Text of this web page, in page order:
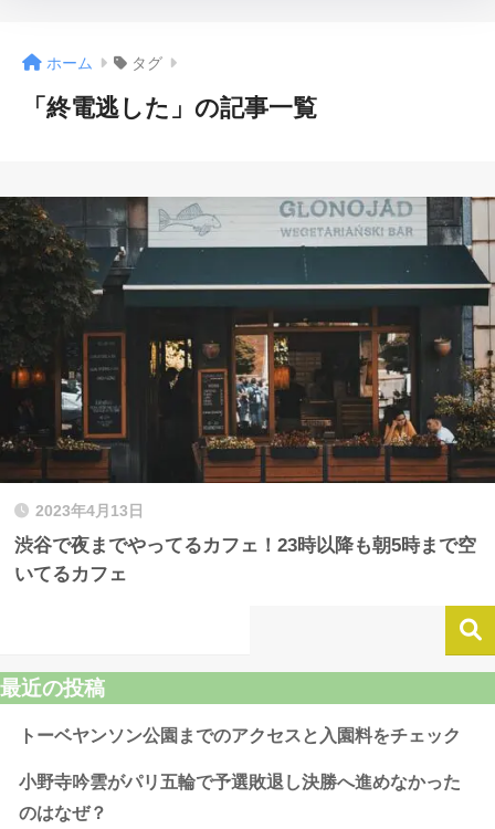
ホーム タグ
「終電逃した」の記事一覧
2023年4月13日
渋谷で夜までやってるカフェ！23時以降も朝5時まで空
いてるカフェ
最近の投稿
トーベヤンソン公園までのアクセスと入園料をチェック
小野寺吟雲がパリ五輪で予選敗退し決勝へ進めなかった
のはなぜ？